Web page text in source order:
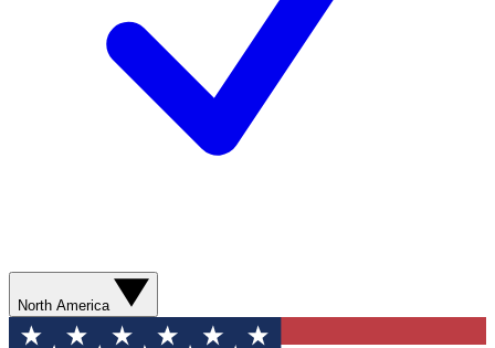
North America